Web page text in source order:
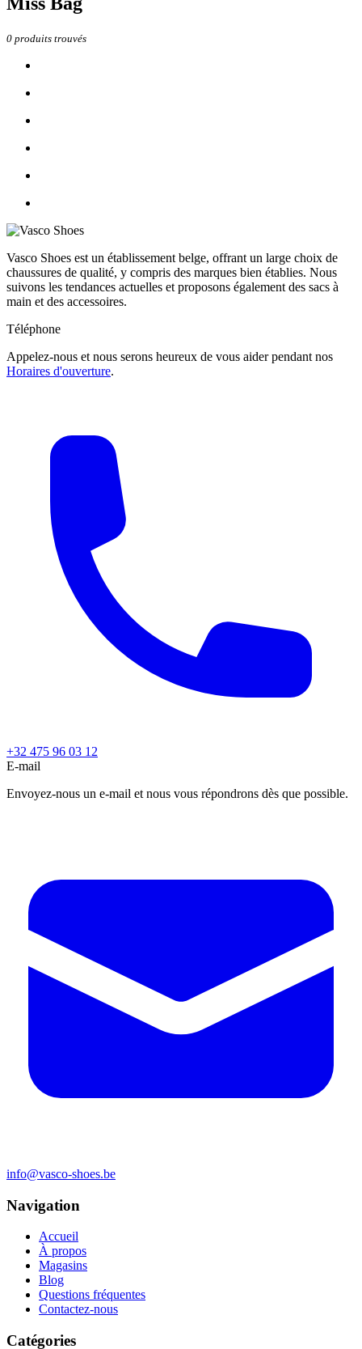
0 produits trouvés
Vasco Shoes est un établissement belge, offrant un large choix de
chaussures de qualité, y compris des marques bien établies. Nous
suivons les tendances actuelles et proposons également des sacs à
main et des accessoires.
Téléphone
Appelez-nous et nous serons heureux de vous aider pendant nos
Horaires d'ouverture.
+32 475 96 03 12
E-mail
Envoyez-nous un e-mail et nous vous répondrons dès que possible.
info@vasco-shoes.be
Navigation
Accueil
À propos
Magasins
Blog
Questions fréquentes
Contactez-nous
Catégories